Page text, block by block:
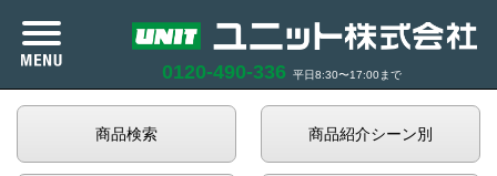
0120-490-336 平日8:30〜17:00まで
商品紹介
商品検索 商品紹介シーン別